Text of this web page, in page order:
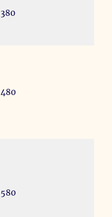
380
480
580